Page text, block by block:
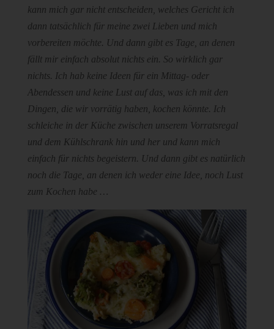
kann mich gar nicht entscheiden, welches Gericht ich
dann tatsächlich für meine zwei Lieben und mich
vorbereiten möchte. Und dann gibt es Tage, an denen
fällt mir einfach absolut nichts ein. So wirklich gar
nichts. Ich hab keine Ideen für ein Mittag- oder
Abendessen und keine Lust auf das, was ich mit den
Dingen, die wir vorrätig haben, kochen könnte. Ich
schleiche in der Küche zwischen unserem Vorratsregal
und dem Kühlschrank hin und her und kann mich
einfach für nichts begeistern. Und dann gibt es natürlich
noch die Tage, an denen ich weder eine Idee, noch Lust
zum Kochen habe …